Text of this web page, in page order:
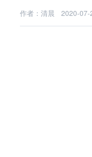
作者：清晨
2020-